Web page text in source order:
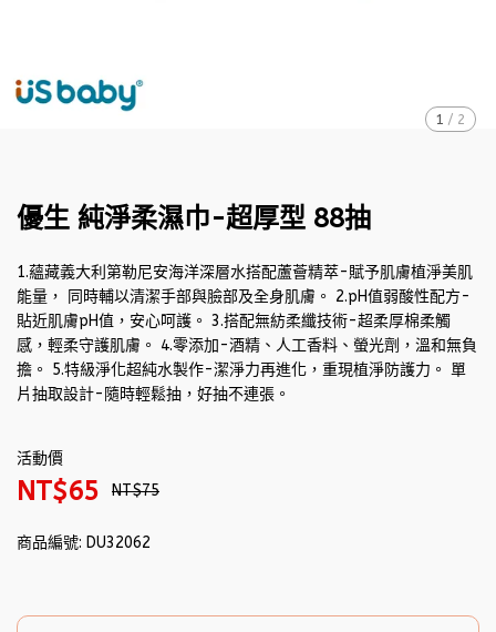
1 / 2
優生 純淨柔濕巾-超厚型 88抽
1.蘊藏義大利第勒尼安海洋深層水搭配蘆薈精萃-賦予肌膚植淨美肌
能量， 同時輔以清潔手部與臉部及全身肌膚。 2.pH值弱酸性配方-
貼近肌膚pH值，安心呵護。 3.搭配無紡柔纖技術-超柔厚棉柔觸
感，輕柔守護肌膚。 4.零添加-酒精、人工香料、螢光劑，溫和無負
擔。 5.特級淨化超純水製作-潔淨力再進化，重現植淨防護力。 單
片抽取設計-隨時輕鬆抽，好抽不連張。
活動價
NT$65 NT$75
商品編號: DU32062